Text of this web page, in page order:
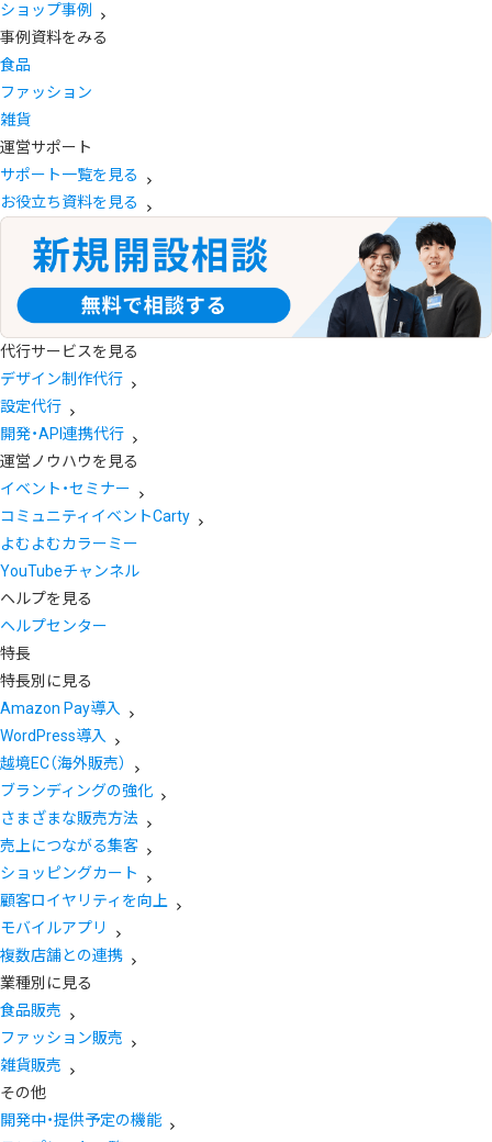
ショップ事例
事例資料をみる
食品
ファッション
雑貨
運営サポート
サポート一覧を見る
お役立ち資料を見る
代行サービスを見る
デザイン制作代行
設定代行
開発・API連携代行
運営ノウハウを見る
イベント・セミナー
コミュニティイベントCarty
よむよむカラーミー
YouTubeチャンネル
ヘルプを見る
ヘルプセンター
特長
特長別に見る
Amazon Pay導入
WordPress導入
越境EC（海外販売）
ブランディングの強化
さまざまな販売方法
売上につながる集客
ショッピングカート
顧客ロイヤリティを向上
モバイルアプリ
複数店舗との連携
業種別に見る
食品販売
ファッション販売
雑貨販売
その他
開発中・提供予定の機能